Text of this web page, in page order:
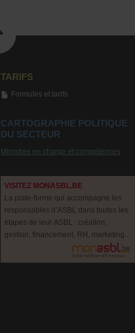
TARIFS
Formules et tarifs
CARTOGRAPHIE POLITIQUE
DU SECTEUR
Ministres en charge et compétences
VISITEZ MONASBL.BE
La plate-forme qui accompagne les
responsables d’ASBL dans toutes les
étapes de leur ASBL : création,
gestion, financement, RH, marketing...